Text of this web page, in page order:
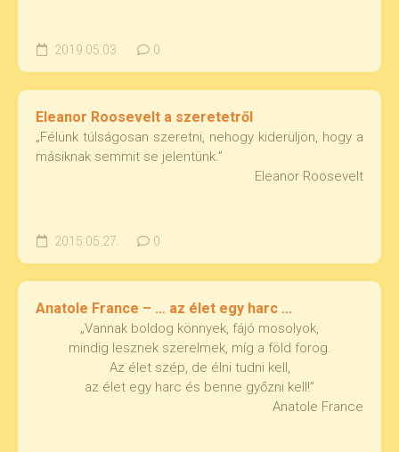
2019.05.03. 0
Eleanor Roosevelt a szeretetről
„Félünk túlságosan szeretni, nehogy kiderüljön, hogy a
másiknak semmit se jelentünk.”
Eleanor Roosevelt
2015.05.27. 0
Anatole France – … az élet egy harc …
„Vannak boldog könnyek, fájó mosolyok,
mindig lesznek szerelmek, míg a föld forog.
Az élet szép, de élni tudni kell,
az élet egy harc és benne győzni kell!”
Anatole France